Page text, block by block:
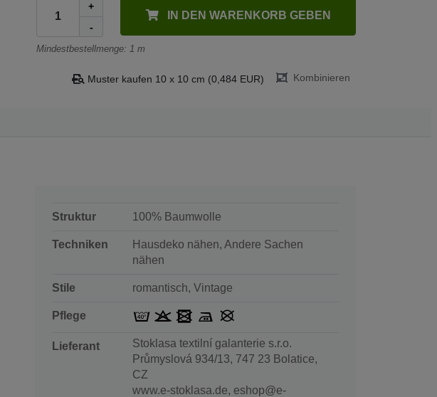
+
-
IN DEN WARENKORB GEBEN
Mindestbestellmenge: 1 m
Muster kaufen 10 x 10 cm (0,484 EUR) Kombinieren
Struktur 100% Baumwolle
Techniken
Hausdeko nähen, Andere Sachen
nähen
Stile romantisch, Vintage
Pflege
Lieferant
Stoklasa textilní galanterie s.r.o.
Průmyslová 934/13, 747 23 Bolatice,
CZ
www.e-stoklasa.de, eshop@e-